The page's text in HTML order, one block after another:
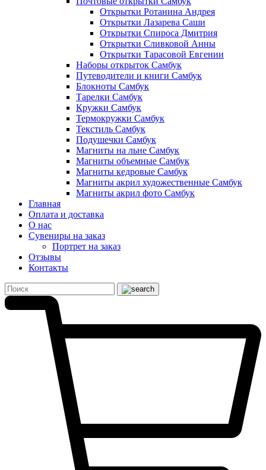
Открытки Ротанина Андрея
Открытки Лазарева Саши
Открытки Спироса Дмитрия
Открытки Сливковой Анны
Открытки Тарасовой Евгении
Наборы открыток Самбук
Путеводители и книги Самбук
Блокноты Самбук
Тарелки Самбук
Кружки Самбук
Термокружки Самбук
Текстиль Самбук
Подушечки Самбук
Магниты на льне Самбук
Магниты объемные Самбук
Магниты кедровые Самбук
Магниты акрил художественные Самбук
Магниты акрил фото Самбук
Главная
Оплата и доставка
О нас
Сувениры на заказ
Портрет на заказ
Отзывы
Контакты